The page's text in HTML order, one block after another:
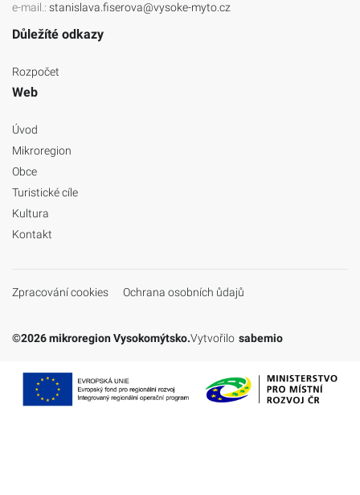
e-mail.: stanislava.fiserova@vysoke-myto.cz
Důležíté odkazy
Rozpočet
Web
Úvod
Mikroregion
Obce
Turistické cíle
Kultura
Kontakt
Zpracování cookies Ochrana osobních ůdajů
©2026 mikroregion Vysokomýtsko.Vytvořilo sabemio